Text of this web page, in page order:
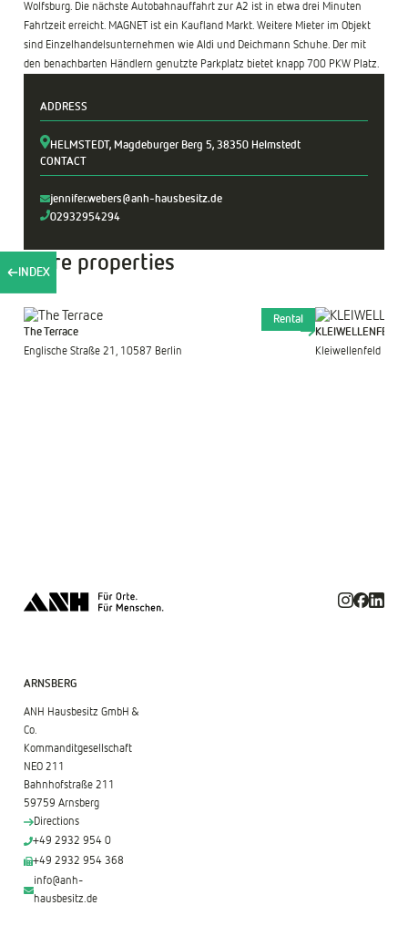
Wolfsburg. Die nächste Autobahnauffahrt zur A2 ist in etwa drei Minuten
Fahrtzeit erreicht. MAGNET ist ein Kaufland Markt. Weitere Mieter im Objekt
sind Einzelhandelsunternehmen wie Aldi und Deichmann Schuhe. Der mit
den benachbarten Händlern genutzte Parkplatz bietet knapp 700 PKW Platz.
+
−
ADDRESS
HELMSTEDT, Magdeburger Berg 5, 38350 Helmstedt
CONTACT
jennifer.webers@anh-hausbesitz.de
02932954294
More properties
Rental
The Terrace
Englische Straße 21, 10587 Berlin
KLEIWELLENFELD
Kleiwellenfeld 16,
INDEX
ARNSBERG
ANH Hausbesitz GmbH &
Co.
Kommanditgesellschaft
NEO 211
Bahnhofstraße 211
59759 Arnsberg
Directions
+49 2932 954 0
+49 2932 954 368
info@anh-
hausbesitz.de